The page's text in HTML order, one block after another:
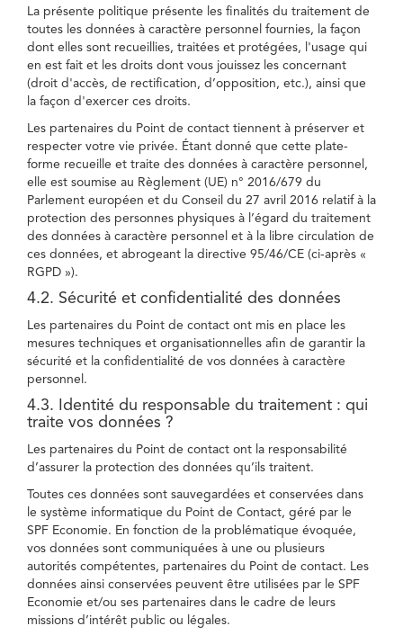
La présente politique présente les finalités du traitement de
toutes les données à caractère personnel fournies, la façon
dont elles sont recueillies, traitées et protégées, l'usage qui
en est fait et les droits dont vous jouissez les concernant
(droit d'accès, de rectification, d’opposition, etc.), ainsi que
la façon d'exercer ces droits.
Les partenaires du Point de contact tiennent à préserver et
respecter votre vie privée. Étant donné que cette plate-
forme recueille et traite des données à caractère personnel,
elle est soumise au Règlement (UE) n° 2016/679 du
Parlement européen et du Conseil du 27 avril 2016 relatif à la
protection des personnes physiques à l’égard du traitement
des données à caractère personnel et à la libre circulation de
ces données, et abrogeant la directive 95/46/CE (ci-après «
RGPD »).
4.2. Sécurité et confidentialité des données
Les partenaires du Point de contact ont mis en place les
mesures techniques et organisationnelles afin de garantir la
sécurité et la confidentialité de vos données à caractère
personnel.
4.3. Identité du responsable du traitement : qui
traite vos données ?
Les partenaires du Point de contact ont la responsabilité
d’assurer la protection des données qu’ils traitent.
Toutes ces données sont sauvegardées et conservées dans
le système informatique du Point de Contact, géré par le
SPF Economie. En fonction de la problématique évoquée,
vos données sont communiquées à une ou plusieurs
autorités compétentes, partenaires du Point de contact. Les
données ainsi conservées peuvent être utilisées par le SPF
Economie et/ou ses partenaires dans le cadre de leurs
missions d’intérêt public ou légales.